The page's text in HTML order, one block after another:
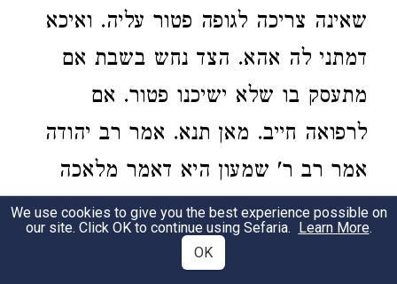
שאינה צריכה לגופה פטור עליה. ואיכא
דמתני לה אהא. הצד נחש בשבת אם
מתעסק בו שלא ישיכנו פטור. אם
לרפואה חייב. מאן תנא. אמר רב יהודה
אמר רב ר' שמעון היא דאמר מלאכה
שאינה צריכה לגופה פטור עליה וכו'
עכ"ל הגמרא. והמורם מהסוגיא הזאת
We use cookies to give you the best experience possible on
our site. Click OK to continue using Sefaria. Learn More.
OK